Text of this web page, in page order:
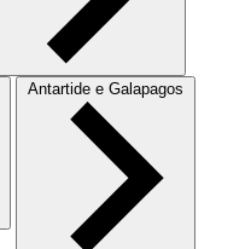
Antartide e Galapagos